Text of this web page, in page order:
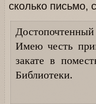
сколько письмо,
Имею честь
закате в
Библиотеки.